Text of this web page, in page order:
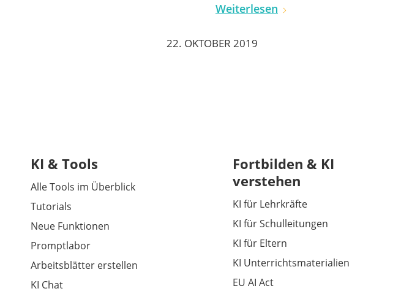
Weiterlesen
22. OKTOBER 2019
KI & Tools
Alle Tools im Überblick
Tutorials
Neue Funktionen
Promptlabor
Arbeitsblätter erstellen
KI Chat
Fortbilden & KI
verstehen
KI für Lehrkräfte
KI für Schulleitungen
KI für Eltern
KI Unterrichtsmaterialien
EU AI Act